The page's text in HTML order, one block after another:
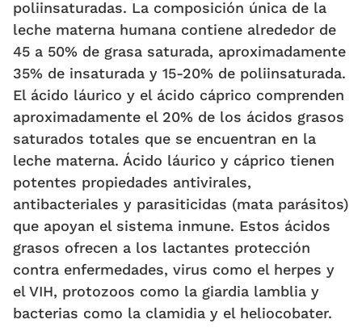
poliinsaturadas. La composición única de la
leche materna humana contiene alrededor de
45 a 50% de grasa saturada, aproximadamente
35% de insaturada y 15-20% de poliinsaturada.
El ácido láurico y el ácido cáprico comprenden
aproximadamente el 20% de los ácidos grasos
saturados totales que se encuentran en la
leche materna. Ácido láurico y cáprico tienen
potentes propiedades antivirales,
antibacteriales y parasiticidas (mata parásitos)
que apoyan el sistema inmune. Estos ácidos
grasos ofrecen a los lactantes protección
contra enfermedades, virus como el herpes y
el VIH, protozoos como la giardia lamblia y
bacterias como la clamidia y el heliocobater.